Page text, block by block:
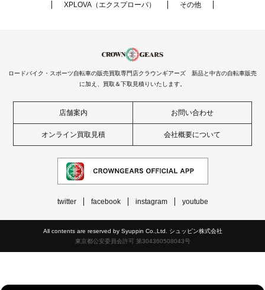
XPLOVA（エクスプローバ）
その他
ロードバイク・スポーツ自転車の販売買取専門店クラウンギアーズ 新品と中古の自転車販売
に加え、買取＆下取見積りいたします。
店舗案内 お問い合わせ
オンライン買取見積 会社概要について
twitter facebook instagram youtube
All contents are reserved by Syuppin Co.,Ltd. シュッピン株式会社
東京都公安委員会許可 第304360508043号